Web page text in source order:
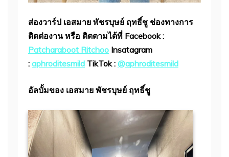
ส่องวาร์ป เอสมาย พัชรบุษย์ ฤทธิ์ชู ช่องทางการ
ติดต่องาน หรือ ติตตามได้ที่ Facebook :
Patcharaboot Ritchoo Insatagram
: aphroditesmild TikTok : @aphroditesmild
อัลบั้มของ เอสมาย พัชรบุษย์ ฤทธิ์ชู